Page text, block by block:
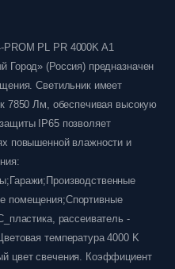
PROM PL PR 4000K A1
Город» (Россия) предназначен
Светильник имеет
7850 Лм, обеспечивая высокую
IP65 позволяет
повышенной влажности и
помещения;Спортивные
рассеиватель -
температура 4000 K
цвет свечения. Коэффициент